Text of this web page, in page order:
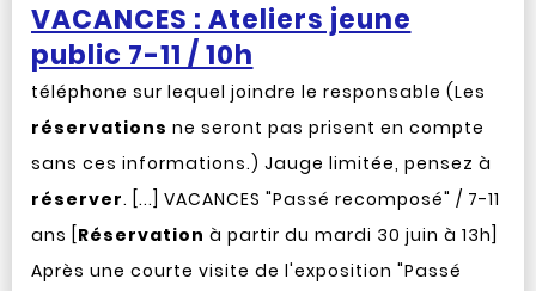
VACANCES : Ateliers jeune
public 7-11 / 10h
téléphone sur lequel joindre le responsable (Les
réservations ne seront pas prisent en compte
sans ces informations.) Jauge limitée, pensez à
réserver. [...] VACANCES "Passé recomposé" / 7-11
ans [ Réservation à partir du mardi 30 juin à 13h]
Après une courte visite de l'exposition "Passé